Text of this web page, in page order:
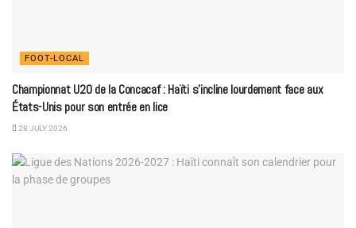
FOOT-LOCAL
Championnat U20 de la Concacaf : Haïti s’incline lourdement face aux
États-Unis pour son entrée en lice
28 JULY 2026